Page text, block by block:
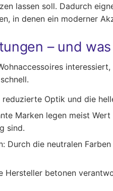
lassen soll. Dadurch
in denen ein moderner
– und
reduzierte Optik und die
Marken legen meist
sind.
Durch die neutralen
Hersteller betonen